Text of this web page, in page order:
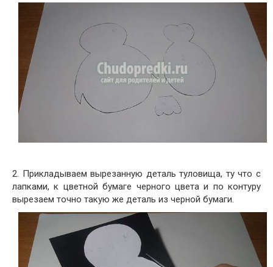
2. Прикладываем вырезанную деталь туловища, ту что с
лапками, к цветной бумаге черного цвета и по контуру
вырезаем точно такую же деталь из черной бумаги.